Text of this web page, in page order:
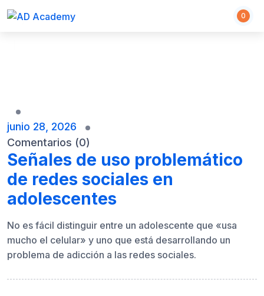
0
junio 28, 2026
Comentarios (0)
Señales de uso problemático
de redes sociales en
adolescentes
No es fácil distinguir entre un adolescente que «usa
mucho el celular» y uno que está desarrollando un
problema de adicción a las redes sociales.